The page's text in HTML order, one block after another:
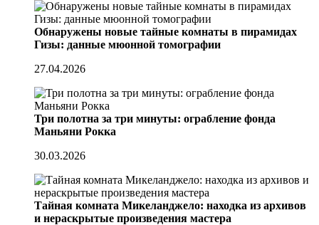
Обнаружены новые тайные комнаты в пирамидах
Гизы: данные мюонной томографии
27.04.2026
Три полотна за три минуты: ограбление фонда
Маньяни Рокка
30.03.2026
Тайная комната Микеланджело: находка из архивов
и нераскрытые произведения мастера